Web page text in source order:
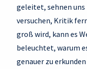
geleitet, sehnen
versuchen, Kritik
groß wird, kann es
beleuchtet, warum
genauer zu